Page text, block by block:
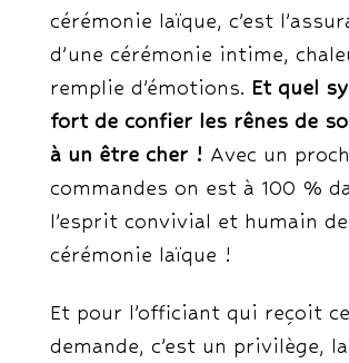
cérémonie laïque, c’est
d’une cérémonie intime,
remplie d’émotions. Et quel
fort de confier les rênes de
à un être cher ! Avec un
commandes on est à 100 %
l’esprit convivial et humain
cérémonie laïque !
Et pour l’officiant qui reçoit
demande, c’est un privilège,